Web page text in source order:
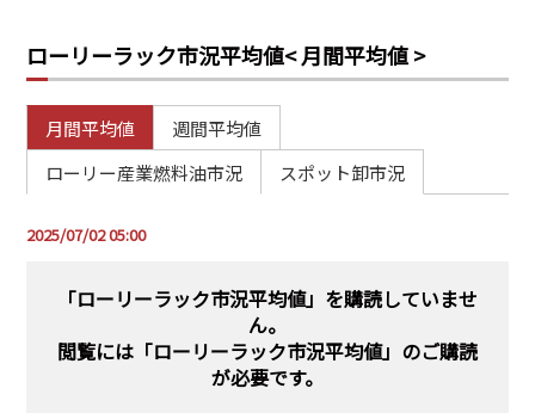
コンサルティング
PRA原則
Q & A
お問い合わせ
サイトマップ
Rim Energy Media(韓国語)
ローリーラック市況平均値< 月間平均値 >
月間平均値
週間平均値
ローリー産業燃料油市況
スポット卸市況
2025/07/02 05:00
「ローリーラック市況平均値」を購読していませ
ん。
閲覧には 「ローリーラック市況平均値」のご購読
が必要です。